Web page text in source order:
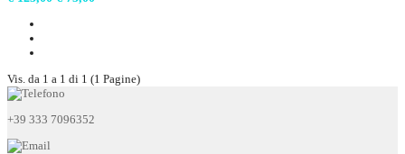
Vis. da 1 a 1 di 1 (1 Pagine)
+39 333 7096352